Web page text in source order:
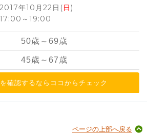
2017年10月22日(日)
17:00 ～ 19:00
50歳～69歳
45歳～67歳
確認するならココからチェック
ページの上部へ戻る